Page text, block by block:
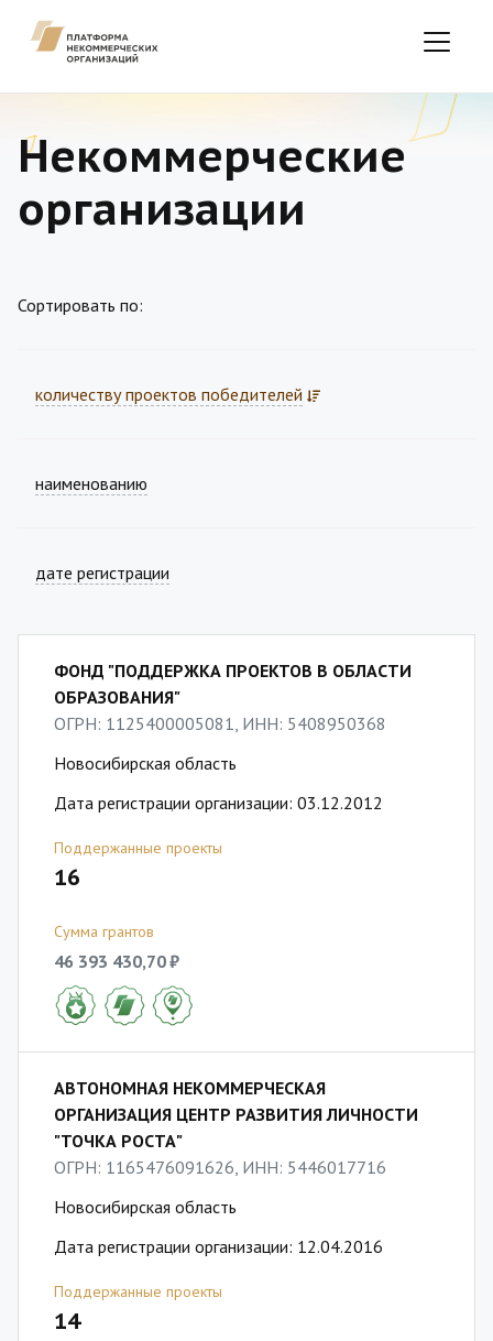
Некоммерческие
организации
Сортировать по:
количеству проектов победителей
наименованию
дате регистрации
ФОНД "ПОДДЕРЖКА ПРОЕКТОВ В ОБЛАСТИ
ОБРАЗОВАНИЯ"
ОГРН: 1125400005081, ИНН: 5408950368
Новосибирская область
Дата регистрации организации: 03.12.2012
Поддержанные проекты
16
Сумма грантов
46 393 430,70 ₽
АВТОНОМНАЯ НЕКОММЕРЧЕСКАЯ
ОРГАНИЗАЦИЯ ЦЕНТР РАЗВИТИЯ ЛИЧНОСТИ
"ТОЧКА РОСТА"
ОГРН: 1165476091626, ИНН: 5446017716
Новосибирская область
Дата регистрации организации: 12.04.2016
Поддержанные проекты
14